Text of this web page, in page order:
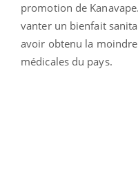
promotion de
vanter un bienfait
avoir obtenu la
médicales du pays.